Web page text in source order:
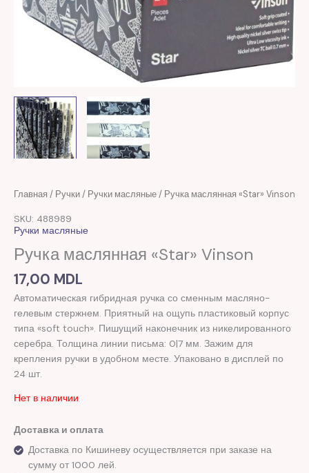
Главная / Ручки/ Ручки масляные/ Ручка маслянная «Star» Vinson
SKU: 488989
Ручки масляные
Ручка маслянная «Star» Vinson
17,00 MDL
Автоматическая гибридная ручка со сменным масляно-
гелевым стержнем. Приятный на ощупь пластиковый корпус
типа «soft touch». Пишущий наконечник из никелированного
серебра. Толщина линии письма: 0|7 мм. Зажим для
крепления ручки в удобном месте. Упаковано в дисплей по
24 шт.
Нет в наличии
Доставка и оплата
Доставка по Кишиневу осуществляется при заказе на
сумму от 1000 лей.